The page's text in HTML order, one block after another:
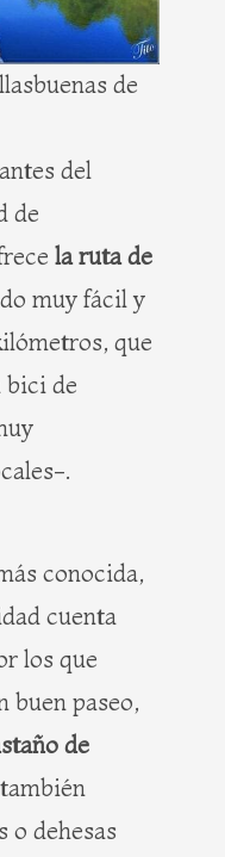
de
del
de
la ruta de
muy fácil y
que
bici de
.
conocida,
cuenta
los que
buen paseo,
de
o dehesas